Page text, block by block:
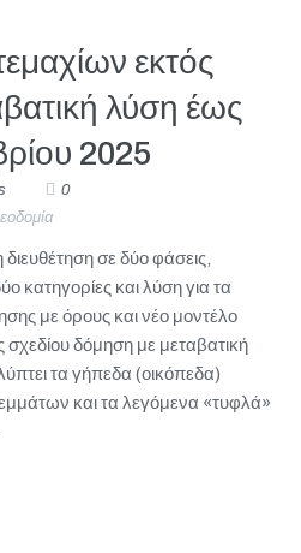
εκτός
λύση έως
2025
0
σε δύο φάσεις,
κατηγορίες και λύση για τα
με όρους και νέο μοντέλο
δόμηση με μεταβατική
τα γήπεδα (οικόπεδα)
και τα λεγόμενα «τυφλά»